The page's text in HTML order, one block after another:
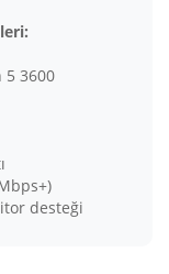
5 3600
desteği